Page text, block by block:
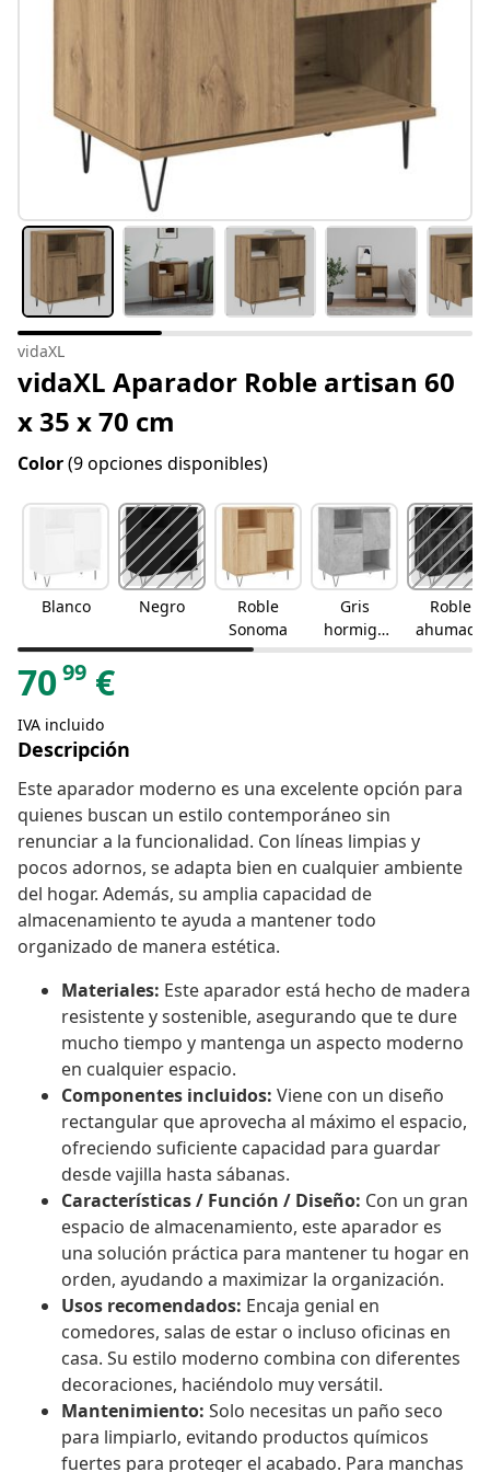
vidaXL
vidaXL Aparador Roble artisan 60
x 35 x 70 cm
Color(9 opciones disponibles)
Blanco Negro
Roble
Sonoma
Gris
hormigó
n
Roble
ahumado
7099 €
IVA incluido
Descripción
Este aparador moderno es una excelente opción para
quienes buscan un estilo contemporáneo sin
renunciar a la funcionalidad. Con líneas limpias y
pocos adornos, se adapta bien en cualquier ambiente
del hogar. Además, su amplia capacidad de
almacenamiento te ayuda a mantener todo
organizado de manera estética.
Materiales: Este aparador está hecho de madera
resistente y sostenible, asegurando que te dure
mucho tiempo y mantenga un aspecto moderno
en cualquier espacio.
Componentes incluidos: Viene con un diseño
rectangular que aprovecha al máximo el espacio,
ofreciendo suficiente capacidad para guardar
desde vajilla hasta sábanas.
Características / Función / Diseño: Con un gran
espacio de almacenamiento, este aparador es
una solución práctica para mantener tu hogar en
orden, ayudando a maximizar la organización.
Usos recomendados: Encaja genial en
comedores, salas de estar o incluso oficinas en
casa. Su estilo moderno combina con diferentes
decoraciones, haciéndolo muy versátil.
Mantenimiento: Solo necesitas un paño seco
para limpiarlo, evitando productos químicos
fuertes para proteger el acabado. Para manchas